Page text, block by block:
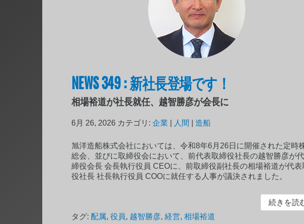
NEWS 349 : 新社長登場です！
相場裕道が社長就任、越智勝彦が会長に
6月 26, 2026 カテゴリ:企業 人間 |造船
旭洋造船株式会社においては、令和8年6月26日に開催された定時
総会、並びに取締役会において、前代表取締役社長の越智勝彦が
締役会長 会長執行役員 CEOに、前取締役副社長の相場裕道が代表
役社長 社長執行役員 COOに就任する人事が議決されました。
続きを読
タグ: 配属,役員, 越智勝彦,経営,相場裕道